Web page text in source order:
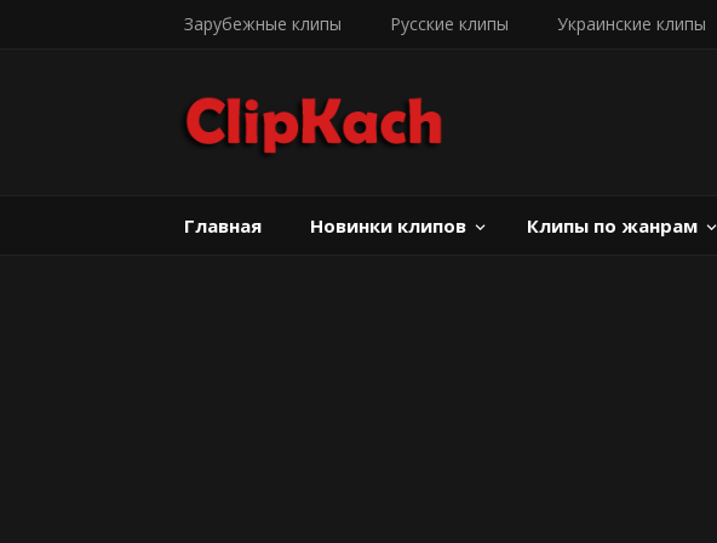
Зарубежные клипы Русские клипы Украинские клипы
Главная Новинки клипов Клипы по жанрам